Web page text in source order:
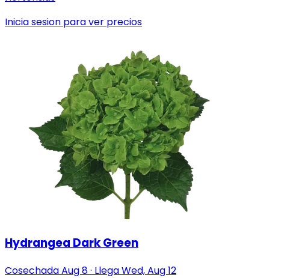
Inicia sesion para ver precios
Hydrangea Dark Green
CosechadaAug 8· LlegaWed, Aug 12